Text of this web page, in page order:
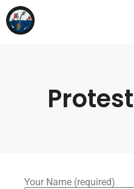
Your Name (required)